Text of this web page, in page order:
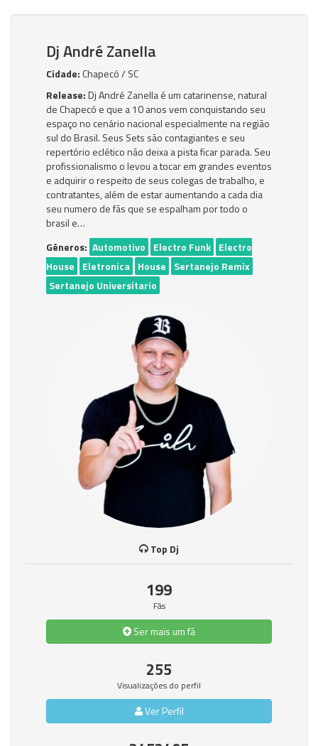
Dj André Zanella
Cidade: Chapecó / SC
Release:Dj André Zanella é um catarinense, natural
de Chapecó e que a 10 anos vem conquistando seu
espaço no cenário nacional especialmente na região
sul do Brasil. Seus Sets são contagiantes e seu
repertório eclético não deixa a pista ficar parada. Seu
profissionalismo o levou a tocar em grandes eventos
e adquirir o respeito de seus colegas de trabalho, e
contratantes, além de estar aumentando a cada dia
seu numero de fãs que se espalham por todo o
brasil e…
Gêneros: Automotivo Electro Funk Electro
House
Eletronica House
Sertanejo Remix
Sertanejo Universitario
Top Dj
199
Fãs
Ser mais um fã
255
Visualizações do perfil
Ver Perfil